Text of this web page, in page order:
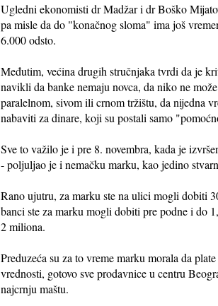
Ugledni ekonomisti dr Madžar i dr Boško
pa misle da do "konačnog sloma" ima još
6.000 odsto.
Međutim, većina drugih stručnjaka tvrdi da je
navikli da banke nemaju novca, da niko ne
paralelnom, sivom ili crnom tržištu, da nijedna
nabaviti za dinare, koji su postali samo
Sve to važilo je i pre 8. novembra, kada je
- poljuljao je i nemačku marku, kao jedino
Rano ujutru, za marku ste na ulici mogli dobiti
banci ste za marku mogli dobiti pre podne i do
2 miliona.
Preduzeća su za to vreme marku morala da
vrednosti, gotovo sve prodavnice u centru
najcrnju maštu.